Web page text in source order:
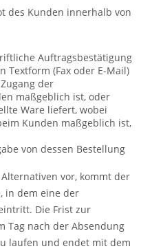
des Kunden innerhalb von
Auftragsbestätigung
Textform (Fax oder E-Mail)
der
maßgeblich ist, oder
Ware liefert, wobei
Kunden maßgeblich ist,
von dessen Bestellung
vor, kommt der
in dem eine der
Die Frist zur
Tag nach der Absendung
laufen und endet mit dem